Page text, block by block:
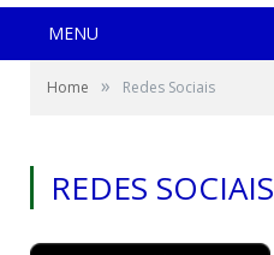
MENU
Home » Redes Sociais
REDES SOCIAIS